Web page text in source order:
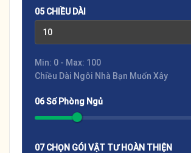
05 CHIỀU DÀI
Min: 0 - Max: 100
Chiều Dài Ngôi Nhà Bạn Muốn Xây
06 Số Phòng Ngủ
07 CHỌN GÓI VẬT TƯ HOÀN THIỆN